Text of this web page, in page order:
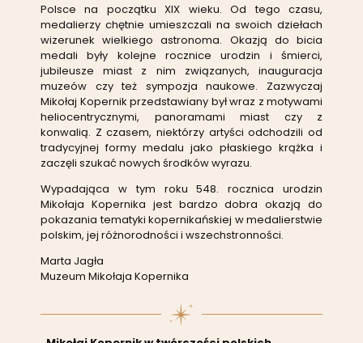
Polsce na początku XIX wieku. Od tego czasu,
medalierzy chętnie umieszczali na swoich dziełach
wizerunek wielkiego astronoma. Okazją do bicia
medali były kolejne rocznice urodzin i śmierci,
jubileusze miast z nim związanych, inauguracja
muzeów czy też sympozja naukowe. Zazwyczaj
Mikołaj Kopernik przedstawiany był wraz z motywami
heliocentrycznymi, panoramami miast czy z
konwalią. Z czasem, niektórzy artyści odchodzili od
tradycyjnej formy medalu jako płaskiego krążka i
zaczęli szukać nowych środków wyrazu.
Wypadająca w tym roku 548. rocznica urodzin
Mikołaja Kopernika jest bardzo dobra okazją do
pokazania tematyki kopernikańskiej w medalierstwie
polskim, jej różnorodności i wszechstronności.
Marta Jagła
Muzeum Mikołaja Kopernika